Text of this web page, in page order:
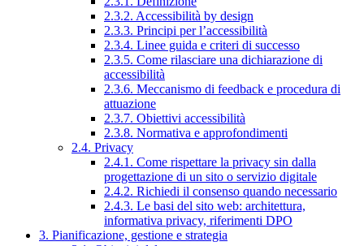
2.3.2. Accessibilità by design
2.3.3. Principi per l’accessibilità
2.3.4. Linee guida e criteri di successo
2.3.5. Come rilasciare una dichiarazione di
accessibilità
2.3.6. Meccanismo di feedback e procedura di
attuazione
2.3.7. Obiettivi accessibilità
2.3.8. Normativa e approfondimenti
2.4. Privacy
2.4.1. Come rispettare la privacy sin dalla
progettazione di un sito o servizio digitale
2.4.2. Richiedi il consenso quando necessario
2.4.3. Le basi del sito web: architettura,
informativa privacy, riferimenti DPO
3. Pianificazione, gestione e strategia